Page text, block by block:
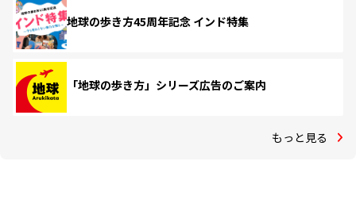
地球の歩き方45周年記念 インド特集
「地球の歩き方」シリーズ広告のご案内
もっと見る